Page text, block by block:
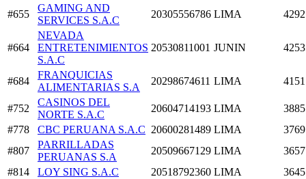
#655
GAMING AND
SERVICES S.A.C
20305556786 LIMA
#664
NEVADA
ENTRETENIMIENTOS
S.A.C
20530811001 JUNIN
#684
FRANQUICIAS
ALIMENTARIAS S.A
20298674611 LIMA
#752
CASINOS DEL
NORTE S.A.C
20604714193 LIMA
#778
CBC PERUANA S.A.C 20600281489 LIMA
#807
PARRILLADAS
PERUANAS S.A
20509667129 LIMA
#814
LOY SING S.A.C 20518792360 LIMA